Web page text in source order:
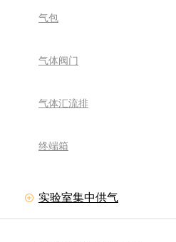
气包
气体阀门
气体汇流排
终端箱
实验室集中供气